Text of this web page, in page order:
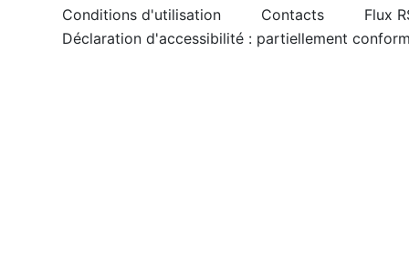
Conditions d'utilisation Contacts
Flux
Déclaration d'accessibilité : partiellement